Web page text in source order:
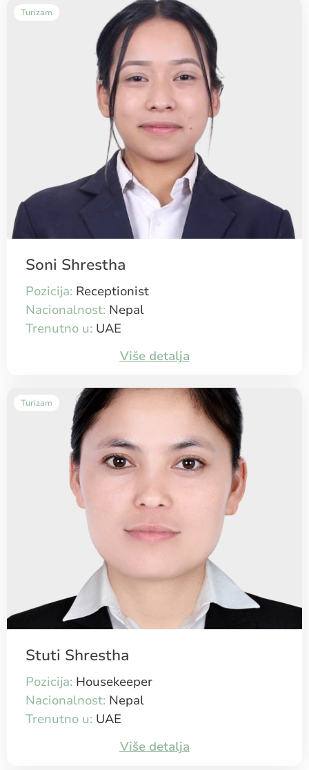
Turizam
Soni Shrestha
Pozicija: Receptionist
Nacionalnost: Nepal
Trenutno u: UAE
Više detalja
Turizam
Stuti Shrestha
Pozicija: Housekeeper
Nacionalnost: Nepal
Trenutno u: UAE
Više detalja